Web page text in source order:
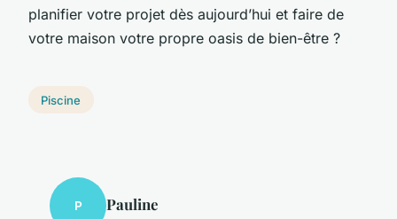
planifier votre projet dès aujourd’hui et faire de
votre maison votre propre oasis de bien-être ?
Piscine
P Pauline